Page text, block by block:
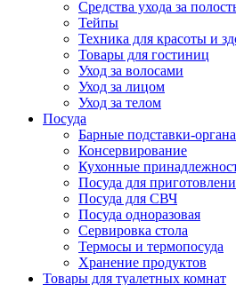
Средства ухода за
Тейпы
Техника для красоты и
Товары для гостиниц
Уход за волосами
Уход за лицом
Уход за телом
Посуда
Барные подставки-
Консервирование
Кухонные
Посуда для
Посуда для СВЧ
Посуда одноразовая
Сервировка стола
Термосы и термопосуда
Хранение продуктов
Товары для туалетных комнат